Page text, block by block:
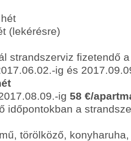
(lekérésre)
strandszerviz fizetendő
ig és
ig 58 €/
időpontokban a
törölköző,